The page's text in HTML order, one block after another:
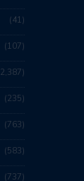
41
107
2,387
235
763
583
737